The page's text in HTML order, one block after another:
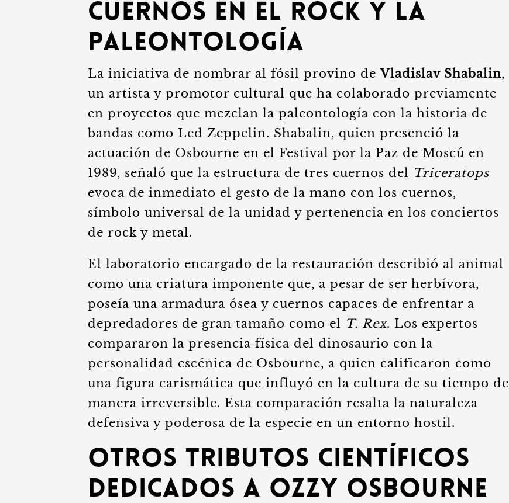
cuernos en el rock y la
paleontología
La iniciativa de nombrar al fósil provino deVladislav Shabalin,
un artista y promotor cultural que ha colaborado previamente
en proyectos que mezclan la paleontología con la historia de
bandas como Led Zeppelin. Shabalin, quien presenció la
actuación de Osbourne en el Festival por la Paz de Moscú en
1989, señaló que la estructura de tres cuernos del Triceratops
evoca de inmediato el gesto de la mano con los cuernos,
símbolo universal de la unidad y pertenencia en los conciertos
de rock y metal.
El laboratorio encargado de la restauración describió al animal
como una criatura imponente que, a pesar de ser herbívora,
poseía una armadura ósea y cuernos capaces de enfrentar a
depredadores de gran tamaño como el T. Rex. Los expertos
compararon la presencia física del dinosaurio con la
personalidad escénica de Osbourne, a quien calificaron como
una figura carismática que influyó en la cultura de su tiempo de
manera irreversible. Esta comparación resalta la naturaleza
defensiva y poderosa de la especie en un entorno hostil.
Otros tributos científicos
dedicados a Ozzy Osbourne